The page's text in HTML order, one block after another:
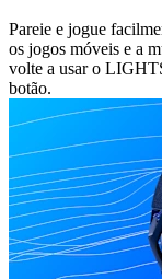
Pareie e jogue
os jogos móveis e a
volte a usar o
botão.